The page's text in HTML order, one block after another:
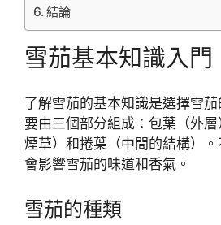
結論
雪茄基本知識入門
了解雪茄的基本知識是選擇雪
要由三個部分組成：包葉（外
煙草）和捲葉（中間的結構）
會影響雪茄的味道和香氣。
雪茄的種類